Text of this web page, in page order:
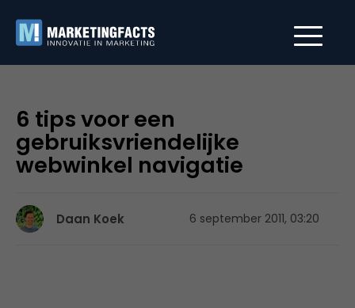
6 tips voor een
gebruiksvriendelijke
webwinkel navigatie
Daan Koek 6 september 2011, 03:20